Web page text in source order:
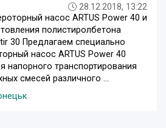
28.12.2018, 13:22
насос ARTUS Power 40 и
полистиролбетона
30 Предлагаем специально
насос ARTUS Power 40
напорного транспортирования
смесей различного ...